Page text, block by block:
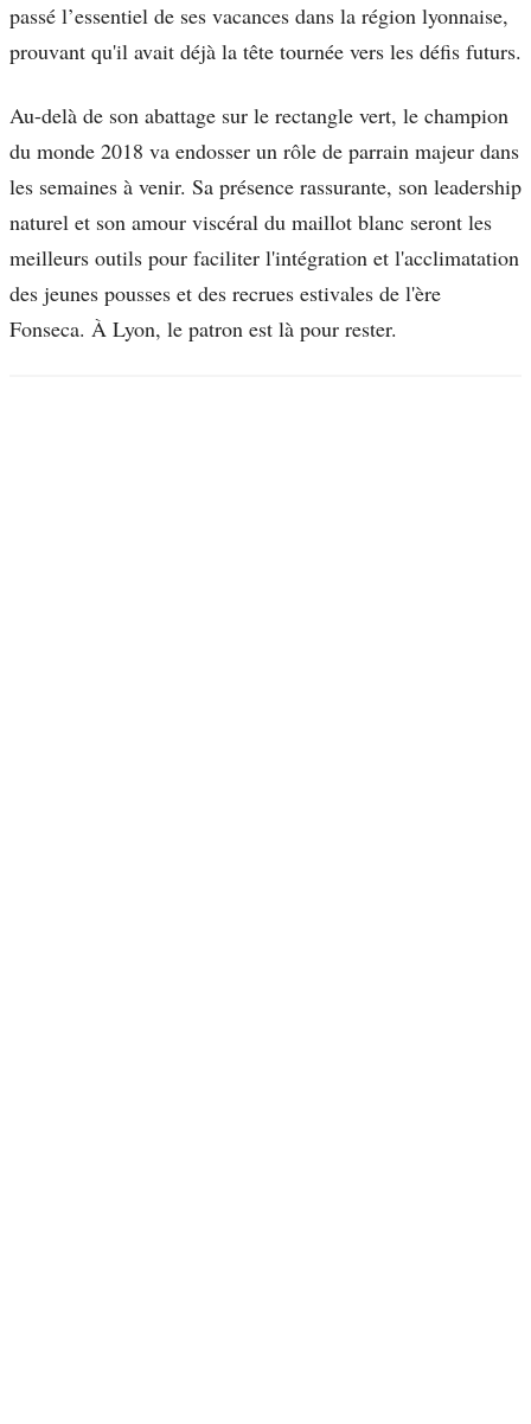
passé l’essentiel de ses vacances dans la région lyonnaise,
prouvant qu'il avait déjà la tête tournée vers les défis futurs.
Au-delà de son abattage sur le rectangle vert, le champion
du monde 2018 va endosser un rôle de parrain majeur dans
les semaines à venir. Sa présence rassurante, son leadership
naturel et son amour viscéral du maillot blanc seront les
meilleurs outils pour faciliter l'intégration et l'acclimatation
des jeunes pousses et des recrues estivales de l'ère
Fonseca. À Lyon, le patron est là pour rester.